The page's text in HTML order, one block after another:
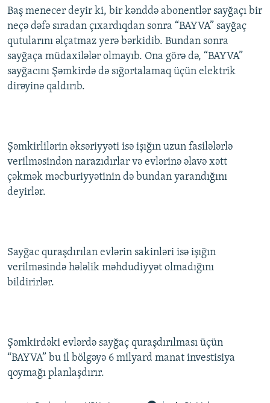
Baş menecer deyir ki, bir kənddə abonentlər sayğaçı bir
neçə dəfə sıradan çıxardıqdan sonra “BAYVA” sayğaç
qutularını əlçatmaz yerə bərkidib. Bundan sonra
sayğaça müdaxilələr olmayıb. Ona görə də, “BAYVA”
sayğacını Şəmkirdə də sığortalamaq üçün elektrik
dirəyinə qaldırıb.
Şəmkirlilərin əksəriyyəti isə işığın uzun fasilələrlə
verilməsindən narazıdırlar və evlərinə əlavə xətt
çəkmək məcburiyyətinin də bundan yarandığını
deyirlər.
Sayğac quraşdırılan evlərin sakinləri isə işığın
verilməsində hələlik məhdudiyyət olmadığını
bildirirlər.
Şəmkirdəki evlərdə sayğaç quraşdırılması üçün
“BAYVA” bu il bölgəyə 6 milyard manat investisiya
qoymağı planlaşdırır.